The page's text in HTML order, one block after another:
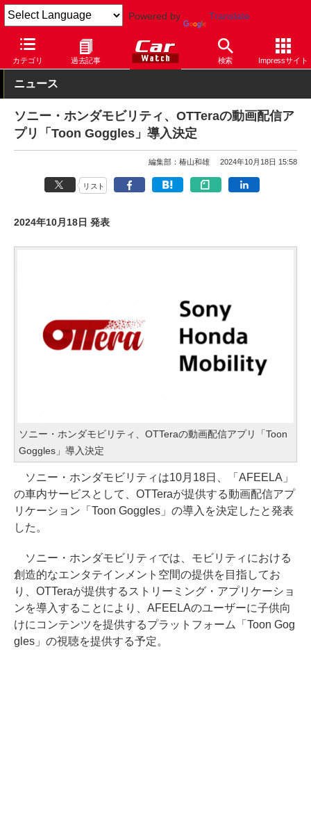
Powered by Translate
カテゴリ 過去記事 検索 Impressサイト
Car Watch 自動車 ホンダ
ニュース
ソニー・ホンダモビリティ、OTTeraの動画配信ア
プリ「Toon Goggles」導入決定
編集部：椿山和雄 2024年10月18日 15:58
リスト
2024年10月18日 発表
ソニー・ホンダモビリティ、OTTeraの動画配信アプリ「Toon
Goggles」導入決定
ソニー・ホンダモビリティは10月18日、「AFEELA」
の車内サービスとして、OTTeraが提供する動画配信アプ
リケーション「Toon Goggles」の導入を決定したと発表
した。
ソニー・ホンダモビリティでは、モビリティにおける
創造的なエンタテインメント空間の提供を目指してお
り、OTTeraが提供するストリーミング・アプリケーショ
ンを導入することにより、AFEELAのユーザーに子供向
けにコンテンツを提供するプラットフォーム「Toon Gog
gles」の視聴を提供する予定。